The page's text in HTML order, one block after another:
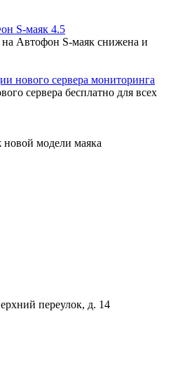
S-маяк 4.5
на Автофон S-маяк снижена и
нового сервера мониторинга
сервера бесплатно для всех
новой модели маяка
переулок, д. 14